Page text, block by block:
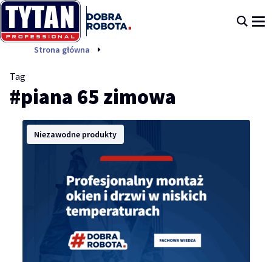
Strona główna
Tag
#piana 65 zimowa
Niezawodne produkty